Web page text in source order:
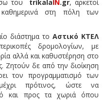
του trikalaIN.gr, αρκετοί
καθημερινά στη πόλη των
διάστημα το Αστικό ΚΤΕΛ
δρομολογίων, με
αλλά και καθυστέρηση στο
Ζητούν δε από την διοίκηση
τον προγραμματισμό των
πρότινος, ώστε να
και προς τα χωριά όπου